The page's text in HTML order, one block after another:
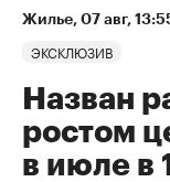
Жилье 07 авг,
ЭКСКЛЮЗИВ
Назван
ростом
в июле в